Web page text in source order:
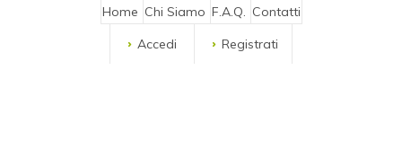
Home Chi Siamo F.A.Q. Contatti
Accedi
Registrati